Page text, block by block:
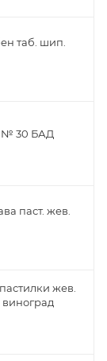
таб. шип.
№ 30 БАД
паст. жев.
жев.